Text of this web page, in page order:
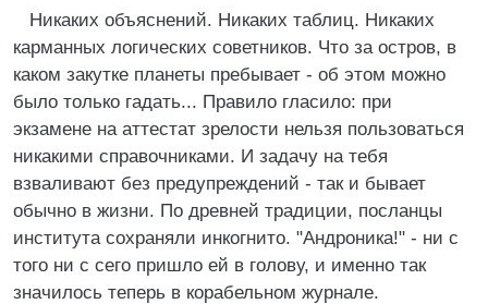
Никаких объяснений. Никаких таблиц. Никаких
карманных логических советников. Что за остров, в
каком закутке планеты пребывает - об этом можно
было только гадать... Правило гласило: при
экзамене на аттестат зрелости нельзя пользоваться
никакими справочниками. И задачу на тебя
взваливают без предупреждений - так и бывает
обычно в жизни. По древней традиции, посланцы
института сохраняли инкогнито. "Андроника!" - ни с
того ни с сего пришло ей в голову, и именно так
значилось теперь в корабельном журнале.